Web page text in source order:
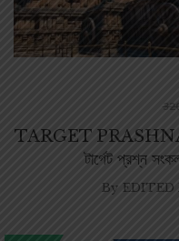
TARGET
টার্গেট প্রশ্ন
By EDITED